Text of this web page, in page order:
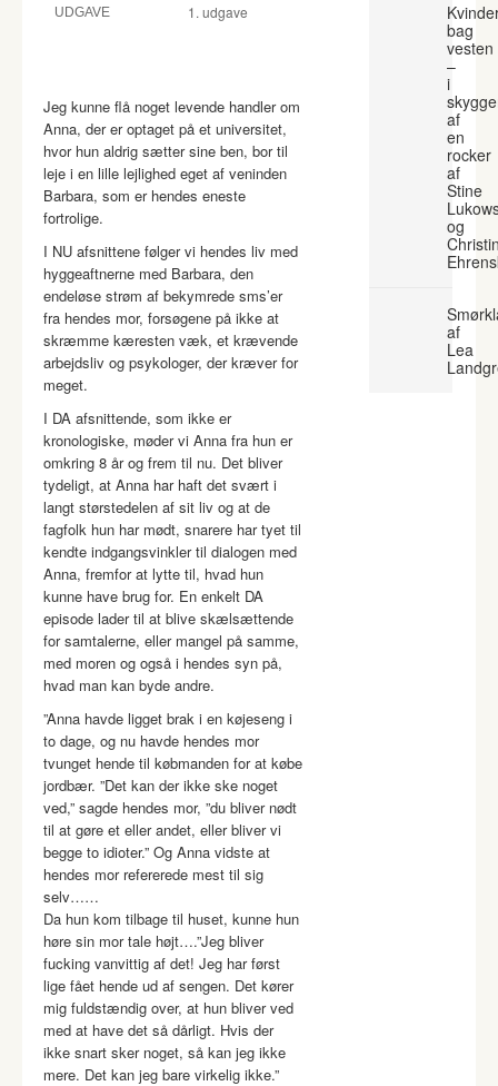
UDGAVE 1. udgave
Jeg kunne flå noget levende handler om
Anna, der er optaget på et universitet,
hvor hun aldrig sætter sine ben, bor til
leje i en lille lejlighed eget af veninden
Barbara, som er hendes eneste
fortrolige.
I NU afsnittene følger vi hendes liv med
hyggeaftnerne med Barbara, den
endeløse strøm af bekymrede sms’er
fra hendes mor, forsøgene på ikke at
skræmme kæresten væk, et krævende
arbejdsliv og psykologer, der kræver for
meget.
I DA afsnittende, som ikke er
kronologiske, møder vi Anna fra hun er
omkring 8 år og frem til nu. Det bliver
tydeligt, at Anna har haft det svært i
langt størstedelen af sit liv og at de
fagfolk hun har mødt, snarere har tyet til
kendte indgangsvinkler til dialogen med
Anna, fremfor at lytte til, hvad hun
kunne have brug for. En enkelt DA
episode lader til at blive skælsættende
for samtalerne, eller mangel på samme,
med moren og også i hendes syn på,
hvad man kan byde andre.
”Anna havde ligget brak i en køjeseng i
to dage, og nu havde hendes mor
tvunget hende til købmanden for at købe
jordbær. ”Det kan der ikke ske noget
ved,” sagde hendes mor, ”du bliver nødt
til at gøre et eller andet, eller bliver vi
begge to idioter.” Og Anna vidste at
hendes mor refererede mest til sig
selv……
Da hun kom tilbage til huset, kunne hun
høre sin mor tale højt….”Jeg bliver
fucking vanvittig af det! Jeg har først
lige fået hende ud af sengen. Det kører
mig fuldstændig over, at hun bliver ved
med at have det så dårligt. Hvis der
ikke snart sker noget, så kan jeg ikke
mere. Det kan jeg bare virkelig ikke.”
bag
vesten
–
i
af
en
rocker
af
Stine
og
af
Lea